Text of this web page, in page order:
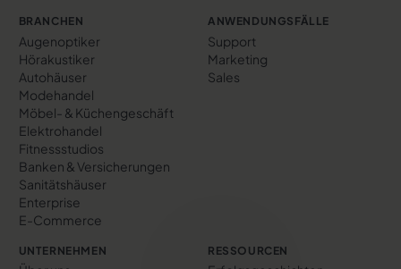
BRANCHEN
Augenoptiker
Hörakustiker
Autohäuser
Modehandel
Möbel- & Küchengeschäft
Elektrohandel
Fitnessstudios
Banken & Versicherungen
Sanitätshäuser
Enterprise
E-Commerce
ANWENDUNGSFÄLLE
Support
Marketing
Sales
UNTERNEHMEN RESSOURCEN